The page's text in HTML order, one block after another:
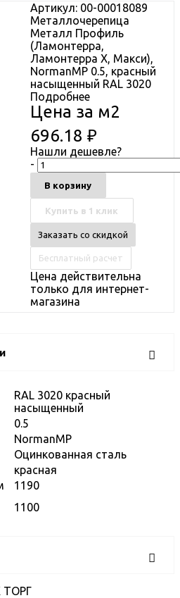
Артикул: 00-00018089
Металлочерепица
Металл Профиль
(Ламонтерра,
Ламонтерра X, Макси),
NormanMP 0.5, красный
насыщенный RAL 3020
Подробнее
Цена за м2
696.18 ₽
Нашли дешевле?
-
В корзину
Купить в 1 клик
Заказать со скидкой
Бесплатный расчет
Цена действительна
только для интернет-
магазина
RAL 3020 красный
насыщенный
0.5
NormanMP
Оцинкованная сталь
красная
1190
1100